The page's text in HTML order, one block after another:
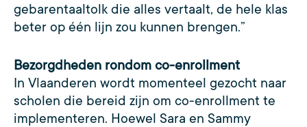
gebarentaaltolk die alles vertaalt, de hele klas
beter op één lijn zou kunnen brengen.”
Bezorgdheden rondom co-enrollment
In Vlaanderen wordt momenteel gezocht naar
scholen die bereid zijn om co-enrollment te
implementeren. Hoewel Sara en Sammy